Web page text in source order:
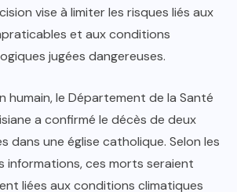
vise à limiter les risques liés aux
et aux conditions
jugées dangereuses.
humain, le Département de la Santé
a confirmé le décès de deux
dans une église catholique. Selon les
informations, ces morts seraient
liées aux conditions climatiques